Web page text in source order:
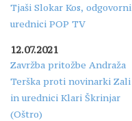
Tjaši Slokar Kos, odgovorni
urednici POP TV
12.07.2021
Zavržba pritožbe Andraža
Terška proti novinarki Zali Čas
in urednici Klari Škrinjar
(Oštro)